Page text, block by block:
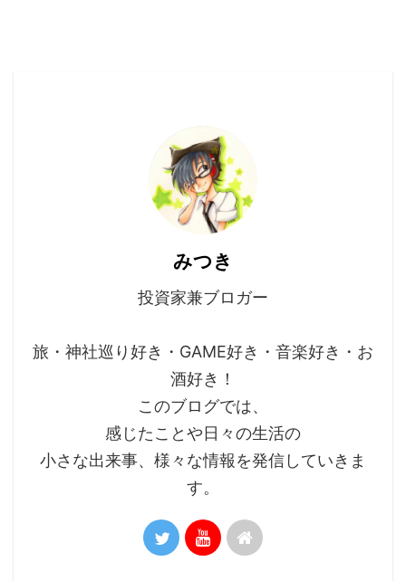
みつき
投資家兼ブロガー
旅・神社巡り好き・GAME好き・音楽好き・お
酒好き！
このブログでは、
感じたことや日々の生活の
小さな出来事、様々な情報を発信していきま
す。